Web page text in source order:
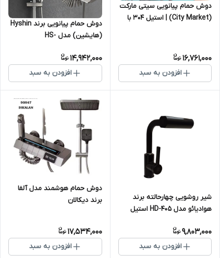
دوش حمام پیانویی سیتی مارکت
(City Market) | استیل ۳۰۴ با
16,761,000
افزودن به سبد
دوش حمام پیانویی برند Hyshin
(هایشین) مدل HS-
نمایشگر دیجیتال
14,942,000
افزودن به سبد
شیر روشویی چهارحالته برند
هوادیائو مدل HD-405 استیل
9,803,000
افزودن به سبد
دوش حمام هوشمند مدل آلفا
برند دیکالان
17,534,000
افزودن به سبد